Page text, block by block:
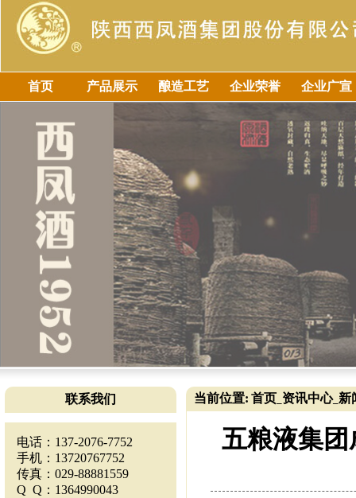
首页 产品展示 酿造工艺 企业荣誉 企业广宣
联系我们
电话：137-2076-7752
手机：13720767752
传真：029-88881559
Q Q：1364990043
当前位置: 首页 资讯中心_ 新
五粮液集团